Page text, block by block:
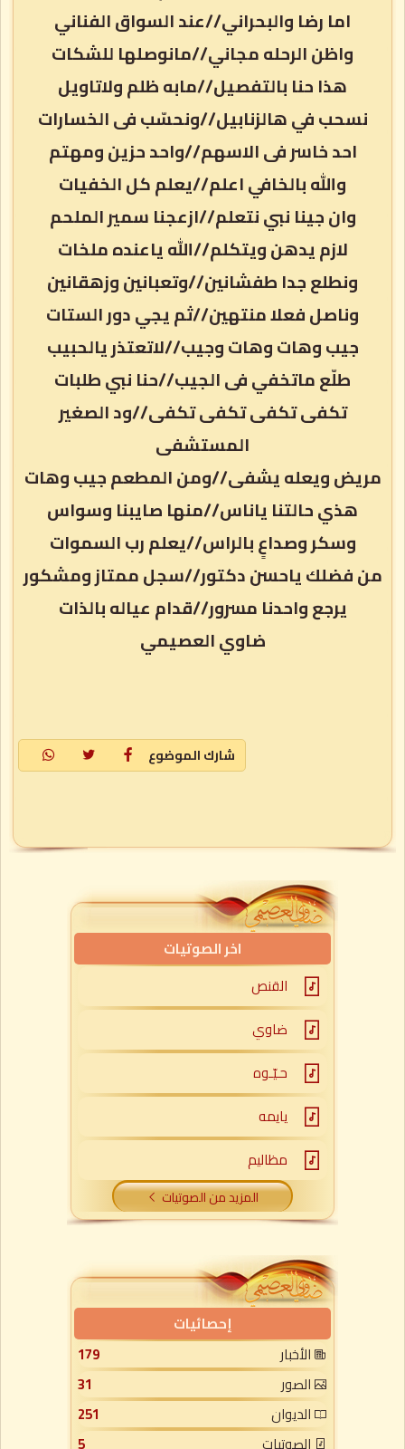
اما رضا والبحراني//عند السواق الفناني
واظن الرحله مجاني//مانوصلها للشكات
هذا حنا بالتفصيل//مابه ظلم ولاتاويل
نسحب في هالزنابيل//ونحسّب فى الخسارات
احد خاسر فى الاسهم//واحد حزين ومهتم
والله بالخافي اعلم//يعلم كل الخفيات
وان جينا نبي نتعلم//ازعجنا سمير الملحم
لازم يدهن ويتكلم//الله ياعنده ملخات
ونطلع جدا طفشانين//وتعبانين وزهقانين
وناصل فعلا منتهين//ثم يجي دور الستات
جيب وهات وهات وجيب//لاتعتذر يالحبيب
طلّع ماتخفي فى الجيب//حنا نبي طلبات
تكفى تكفى تكفى تكفى//ود الصغير
المستشفى
مريض ويعله يشفى//ومن المطعم جيب وهات
هذي حالتنا ياناس//منها صايبنا وسواس
وسكر وصداعٍ بالراس//يعلم رب السموات
من فضلك ياحسن دكتور//سجل ممتاز ومشكور
يرجع واحدنا مسرور//قدام عياله بالذات
ضاوي العصيمي
شارك الموضوع
اخر الصوتيات
القنص
ضاوي
حـيّـوه
يايمه
مظاليم
المزيد من الصوتيات
إحصائيات
الأخبار
179
الصور
31
الديوان
251